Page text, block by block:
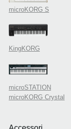
microKORG S
KingKORG
microSTATION
microKORG Crystal